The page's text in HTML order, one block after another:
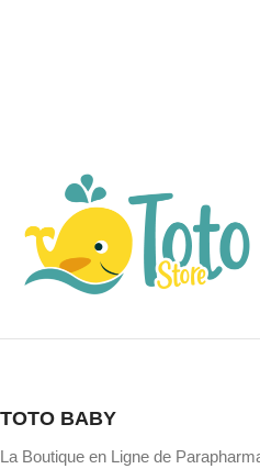
TOTO BABY
La Boutique en Ligne de